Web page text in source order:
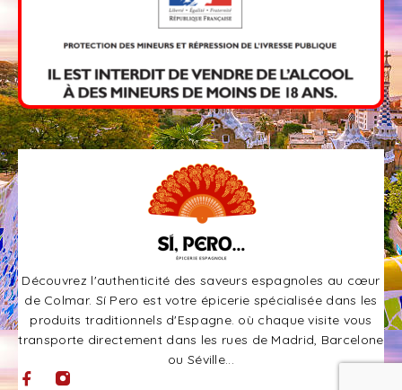
Découvrez l'authenticité des saveurs espagnoles au cœur
de Colmar. Sí Pero est votre épicerie spécialisée dans les
produits traditionnels d'Espagne. où chaque visite vous
transporte directement dans les rues de Madrid, Barcelone
ou Séville...